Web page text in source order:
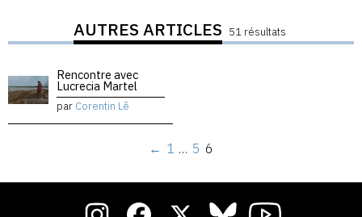
AUTRES ARTICLES 51 résultats
Rencontre avec
Lucrecia Martel
par Corentin Lê
← 1 … 5 6